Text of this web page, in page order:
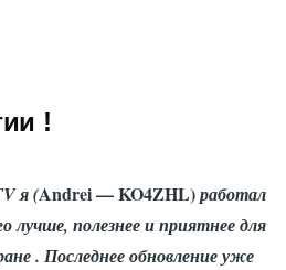
!
я (Andrei — KO4ZHL)работал
лучше, полезнее и приятнее для
. Последнее обновление уже